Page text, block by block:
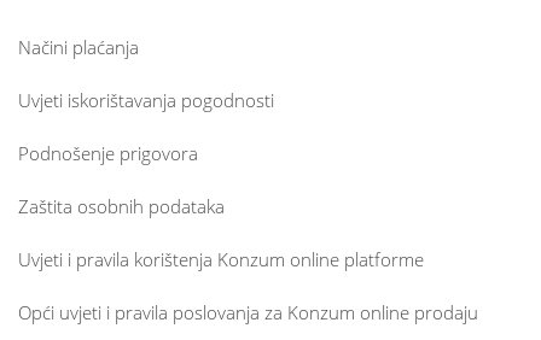
Načini plaćanja
Uvjeti iskorištavanja pogodnosti
Podnošenje prigovora
Zaštita osobnih podataka
Uvjeti i pravila korištenja Konzum online platforme
Opći uvjeti i pravila poslovanja za Konzum online prodaju